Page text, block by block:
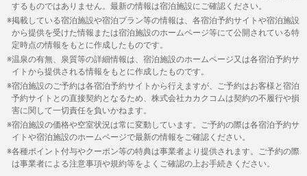
するものではありません。最新の情報は宿泊施設にご確認ください。
掲載している宿泊施設や宿泊プラン等の情報は、各宿泊予約サイトや宿泊施設
から提供を受けた情報または宿泊施設のホームページ等にて公開されている特
定時点の情報をもとに作成したものです。
温泉の有無、泉質等の詳細情報は、宿泊施設のホームページ又は各宿泊予約サ
イトから提供される情報をもとに作成したものです。
宿泊施設のご予約は各宿泊予約サイトから行えますが、ご予約はお客様と宿泊
予約サイトとの直接契約となるため、株式会社カカクコムは契約の不履行や損
害に関して一切責任を負いかねます。
宿泊施設の価格や空室状況は常に変動しています。ご予約の際は各宿泊予約サ
イトや宿泊施設のホームページで最新の情報をご確認ください。
各種ポイント付与やクーポン等の特典は事業者より提供されます。ご予約の際
は事業者による注意事項や規約等をよくご確認の上お手続きください。